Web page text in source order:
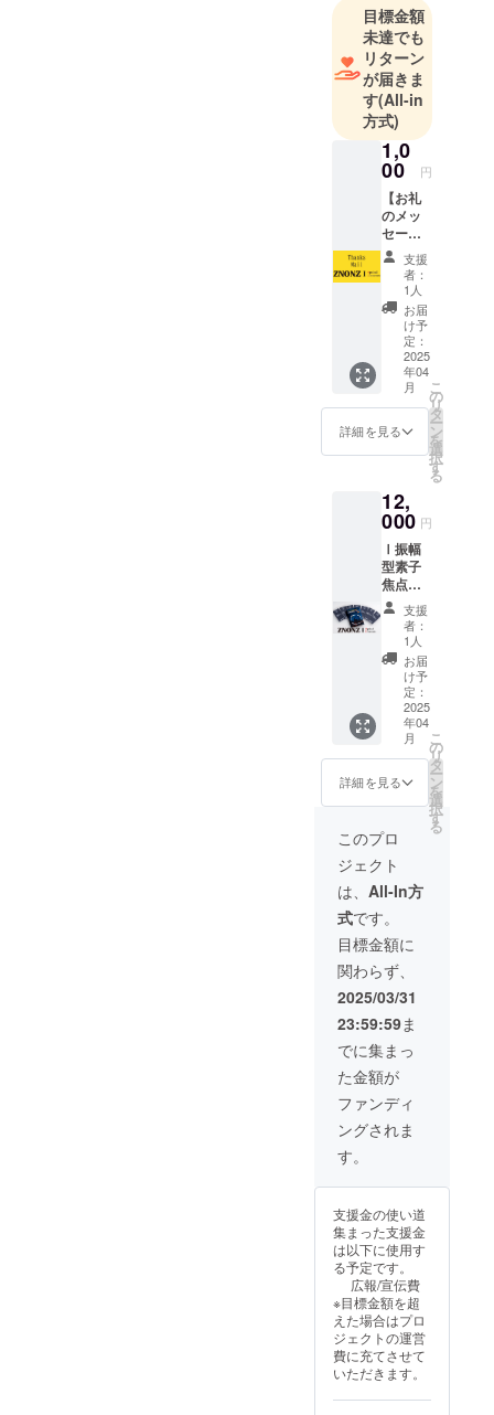
へ・・・Ｚ
ＮＯＮＺの
ミッション
起業動機
幸い家業の3
代目として
の務めも最
終コーナー
に差し掛か
り、4代目へ
の交代も視
野に入って
きたので、
以前より思
い描いてい
た企みを実
行に移すべ
くＺＮＯＮ
した。
この会社
は万人のお
客様のため
ではなく、
特定分野に
ご興味ある
方々のご要
望に特化し
た製品や
サービスを
お届けする
ことを使命
としていま
す。
と申すの
も、今や絶
滅危惧種と
なってし
まった国内
小規模製造
業の、かつ
ての栄光を
忘れがたく
思っている
方々が秘蔵
する数々の
アイデア、
それも幾多
の経験に裏
付けられた
実現性の高
いものを再
評価し製品
化しようと
目標金額
未達でも
リターン
が届きま
す(All-in
方式)
1,0
00 円
【お礼
のメッ
セー
ジ】 感
謝の気
持ちを
込め
て、お
礼の
メッ
セージ
をお送
りしま
す。
支援
者：
1人
お届
け予
定：
2025
年04
月
詳細を見る
こ
の
リ
タ
ー
ン
を
選
択
す
る
12,
000 円
Ⅰ振幅
型素子
焦点距
離7種
セット |
24mm |
35mm |
45mm |
70mm |
90mm |
105mm
135mm
| 通常
セット
販売は
してお
りませ
ん。 ク
ラウド
ファン
ディン
グ特別
セット
になり
ます。
・注意
事項：※
ご注
意 各
社ミ
ラーレ
ス機に
対応す
部、鏡
リコイ
ドなど
は商品
に含ま
れませ
ん。
ユー
ザー様
ご自身
で工夫
してい
支援
者：
1人
お届
け予
定：
2025
年04
月
詳細を見る
こ
の
リ
タ
ー
ン
を
選
択
す
る
このプロ
ジェクト
は、 All-In方
式です。
目標金額に
関わらず、
2025/03/31
23:59:59ま
でに集まっ
た金額が
ファンディ
ングされま
す。
支援金の使い道
集まった支援金
は以下に使用す
る予定です。
広報/宣伝費
※目標金額を超
えた場合はプロ
ジェクトの運営
費に充てさせて
いただきます。